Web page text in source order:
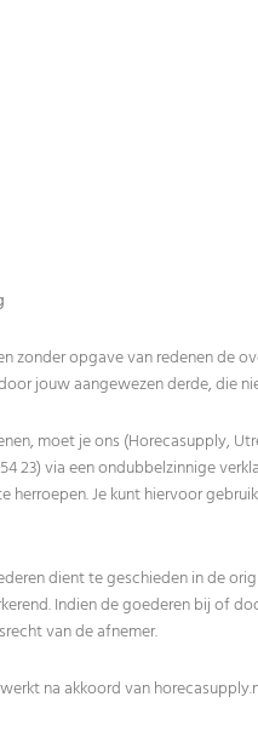
zonder opgave van redenen de
jouw aangewezen derde, die
moet je ons (Horecasupply,
23) via een ondubbelzinnige
herroepen. Je kunt hiervoor
dient te geschieden in de
Indien de goederen bij of
van de afnemer.
na akkoord van